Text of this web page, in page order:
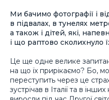
Ми бачимо фотографії і
в підвалах, в тунелях
а також і дітей, які,
і що раптово сколихнуло
Це ще одне велике
на що їх прирікаємо? Бо,
переступить через це
зустрічав в Італії та в